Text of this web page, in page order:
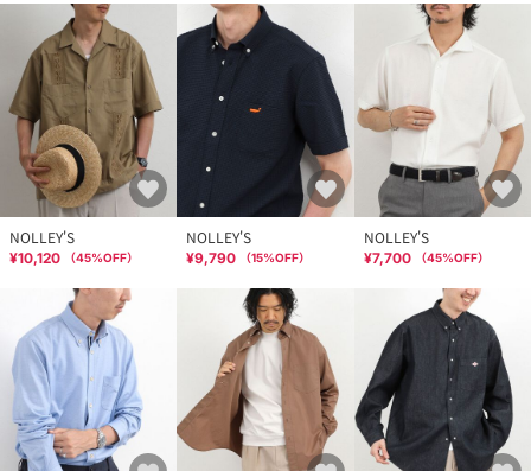
NOLLEY'S
¥10,120 （45%OFF）
NOLLEY'S
¥9,790 （15%OFF）
NOLLEY'S
¥7,700 （45%OFF）